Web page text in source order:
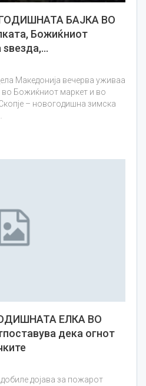
БАЈКА ВО
Божиќниот
Македонија вечерва уживаа
во Божиќниот маркет и во
– новогодишна зимска
ЕЛКА ВО
дека огнот
дојава за пожарот